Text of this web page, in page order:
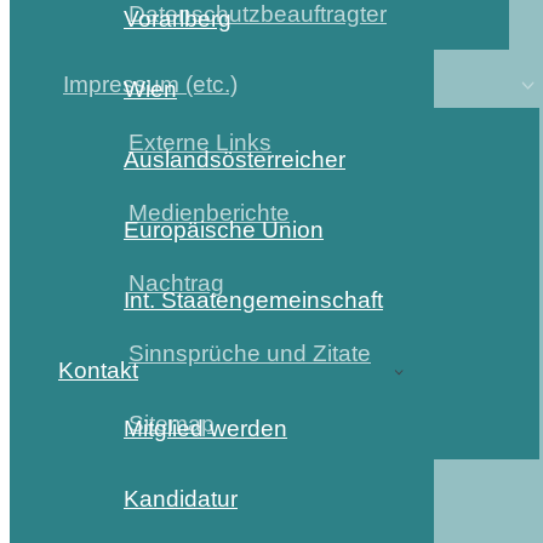
Datenschutzbeauftragter
Impressum (etc.)
Externe Links
Medienberichte
Nachtrag
Sinnsprüche und Zitate
Sitemap
Vorarlberg
Wien
Auslandsösterreicher
Europäische Union
Int. Staatengemeinschaft
Kontakt
Mitglied werden
Kandidatur